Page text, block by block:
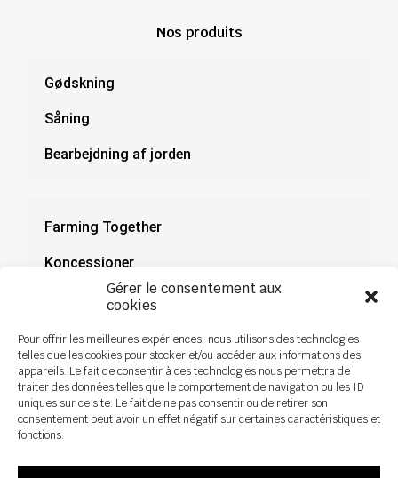
Gérer le consentement aux
cookies
Pour offrir les meilleures expériences, nous utilisons des technologies
telles que les cookies pour stocker et/ou accéder aux informations des
appareils. Le fait de consentir à ces technologies nous permettra de
traiter des données telles que le comportement de navigation ou les ID
uniques sur ce site. Le fait de ne pas consentir ou de retirer son
consentement peut avoir un effet négatif sur certaines caractéristiques et
fonctions.
Nos produits
Gødskning
Såning
Bearbejdning af jorden
Farming Together
Koncessioner
Dokumentation
Nyheder